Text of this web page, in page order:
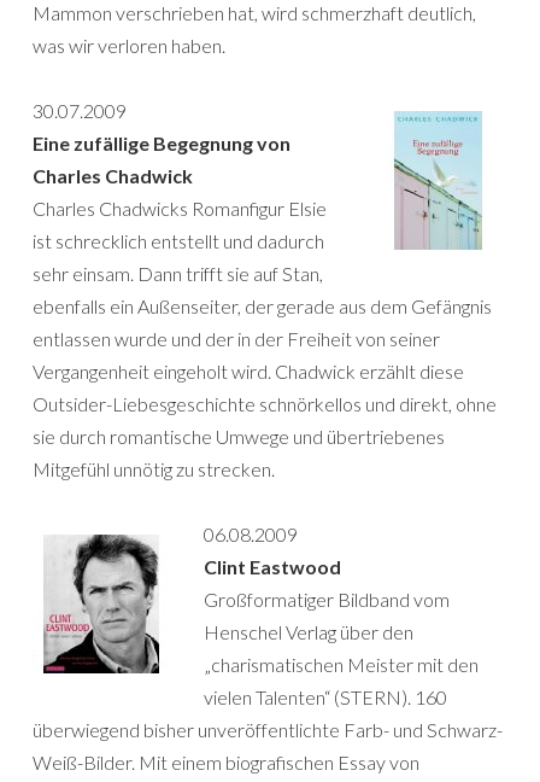
Mammon verschrieben hat, wird schmerzhaft deutlich,
was wir verloren haben.
30.07.2009
Eine zufällige Begegnung von
Charles Chadwick
Charles Chadwicks Romanfigur Elsie
ist schrecklich entstellt und dadurch
sehr einsam. Dann trifft sie auf Stan,
ebenfalls ein Außenseiter, der gerade aus dem Gefängnis
entlassen wurde und der in der Freiheit von seiner
Vergangenheit eingeholt wird. Chadwick erzählt diese
Outsider-Liebesgeschichte schnörkellos und direkt, ohne
sie durch romantische Umwege und übertriebenes
Mitgefühl unnötig zu strecken.
06.08.2009
Clint Eastwood
Großformatiger Bildband vom
Henschel Verlag über den
„charismatischen Meister mit den
vielen Talenten“ (STERN). 160
überwiegend bisher unveröffentlichte Farb- und Schwarz-
Weiß-Bilder. Mit einem biografischen Essay von